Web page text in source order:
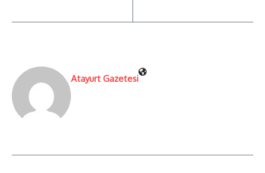
Atayurt Gazetesi